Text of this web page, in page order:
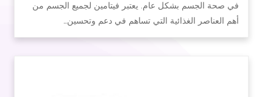
في صحة الجسم بشكل عام. يعتبر فيتامين لجميع الجسم من
أهم العناصر الغذائية التي تساهم في دعم وتحسين…